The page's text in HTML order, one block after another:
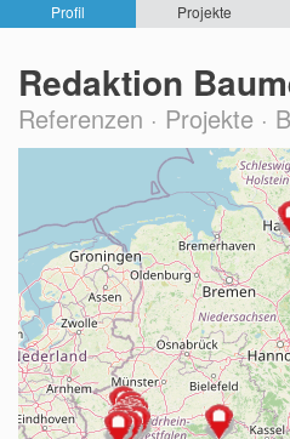
Profil Projekte
Redaktion
Referenzen · Projekte ·